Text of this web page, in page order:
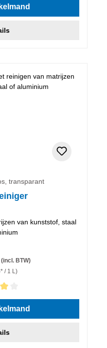
transparant
van kunststof, staal
(incl. BTW)
/ 1 L)
4 van 5 sterren